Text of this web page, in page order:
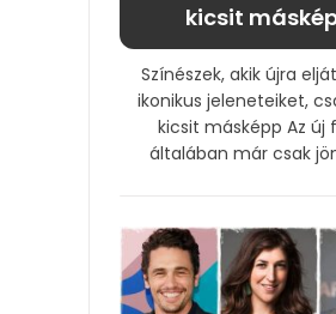
kicsit
Színészek, akik újra
ikonikus jeleneteiket,
kicsit másképp Az új
általában már csak